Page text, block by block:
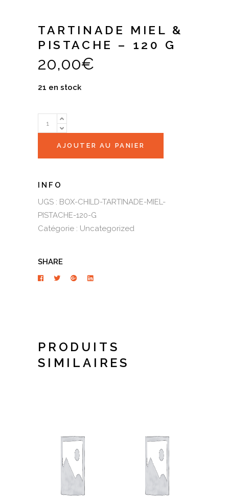
TARTINADE MIEL &
PISTACHE – 120 G
20,00€
21 en stock
Quantity
AJOUTER AU PANIER
UGS : BOX-CHILD-TARTINADE-MIEL-
PISTACHE-120-G
Catégorie : Uncategorized
SHARE
PRODUITS
SIMILAIRES
AJOUTER AU PANIERAJOUTER AU